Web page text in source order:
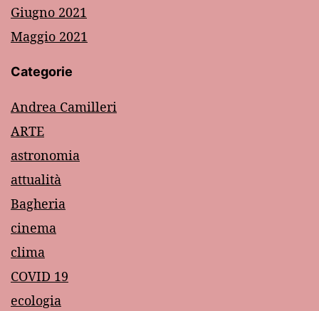
Giugno 2021
Maggio 2021
Categorie
Andrea Camilleri
ARTE
astronomia
attualità
Bagheria
cinema
clima
COVID 19
ecologia